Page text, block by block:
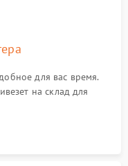
для вас время.
на склад для